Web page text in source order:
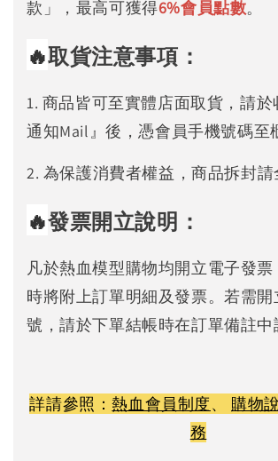
款」，最高可獲得6%會員點數。
🔥取貨注意事項：
1. 商品皆可至實體店面取貨，請
通知Mail』後，憑會員手機號碼至
2. 為保護消費者權益，商品拆封請
🔥發票開立說明：
凡於熱血模型購物均開立電子發票
時將附上訂單明細及發票。若需開
號，請於下單結帳時在訂單備註中
詳請參照：熱血會員制度、 購物
務